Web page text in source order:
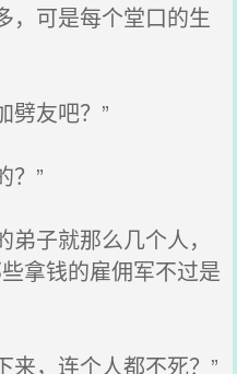
，可是每个堂口的生
劈友吧？”
？”
子就那么几个人，
拿钱的雇佣军不过是
，连个人都不死？”